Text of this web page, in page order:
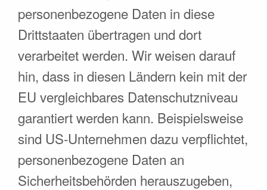
personenbezogene Daten in diese
Drittstaaten übertragen und dort
verarbeitet werden. Wir weisen darauf
hin, dass in diesen Ländern kein mit der
EU vergleichbares Datenschutzniveau
garantiert werden kann. Beispielsweise
sind US-Unternehmen dazu verpflichtet,
personenbezogene Daten an
Sicherheitsbehörden herauszugeben,